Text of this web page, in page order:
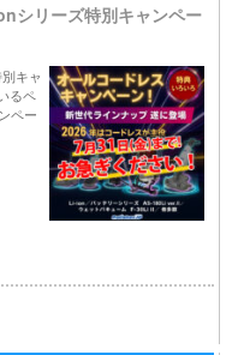
シリーズ特別キャンペー
キャ
るペ
ペー